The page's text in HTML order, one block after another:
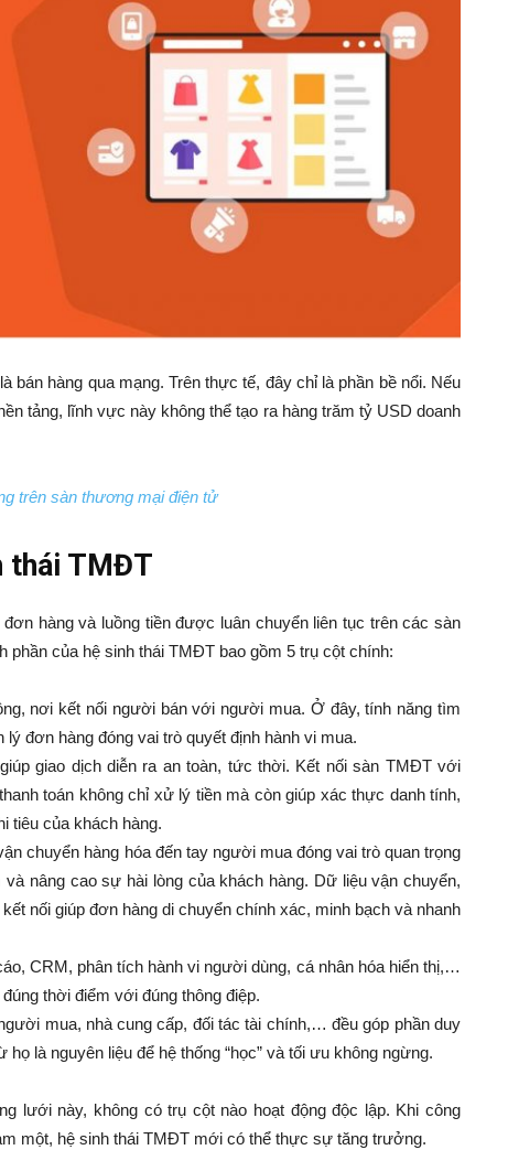
bán hàng qua mạng. Trên thực tế, đây chỉ là phần bề nổi. Nếu
tảng, lĩnh vực này không thể tạo ra hàng trăm tỷ USD doanh
trên sàn thương mại điện tử
thái TMĐT
hàng và luồng tiền được luân chuyển liên tục trên các sàn
của hệ sinh thái TMĐT bao gồm 5 trụ cột chính:
nơi kết nối người bán với người mua. Ở đây, tính năng tìm
đơn hàng đóng vai trò quyết định hành vi mua.
giao dịch diễn ra an toàn, tức thời. Kết nối sàn TMĐT với
toán không chỉ xử lý tiền mà còn giúp xác thực danh tính,
tiêu của khách hàng.
chuyển hàng hóa đến tay người mua đóng vai trò quan trọng
nâng cao sự hài lòng của khách hàng. Dữ liệu vận chuyển,
nối giúp đơn hàng di chuyển chính xác, minh bạch và nhanh
CRM, phân tích hành vi người dùng, cá nhân hóa hiển thị,…
thời điểm với đúng thông điệp.
mua, nhà cung cấp, đối tác tài chính,… đều góp phần duy
là nguyên liệu để hệ thống “học” và tối ưu không ngừng.
lưới này, không có trụ cột nào hoạt động độc lập. Khi công
một, hệ sinh thái TMĐT mới có thể thực sự tăng trưởng.